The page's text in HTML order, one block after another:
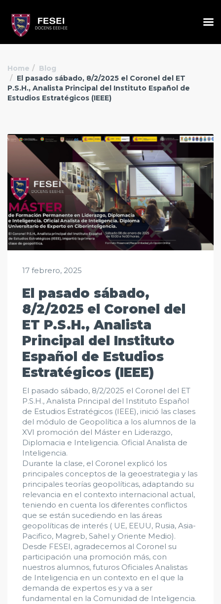
Home
Blog
El pasado sábado, 8/2/2025 el Coronel del ET
P.S.H., Analista Principal del Instituto Español de
Estudios Estratégicos (IEEE)
17 febrero, 2025
El pasado sábado,
8/2/2025 el Coronel del
ET P.S.H., Analista
Principal del Instituto
Español de Estudios
Estratégicos (IEEE)
El pasado sábado, 8/2/2025 el Coronel del ET
P.S.H., Analista Principal del Instituto Español
de Estudios Estratégicos (IEEE), inició las clases
del módulo de Geopolítica a los alumnos de la
XVI promoción del Máster en Liderazgo,
Diplomacia e Inteligencia. Oficial Analista de
Inteligencia.
Durante la clase, el Coronel explicó los
principales conceptos de la geoestrategia y las
principales teorías geopolíticas, adaptando su
relevancia en el contexto internacional actual,
teniendo en cuenta los diferentes conflictos
que se están sucediendo en las áreas
geopolíticas de interés ( UE, EEUU, Rusia, Asia-
Pacifico, Magreb, Sahel y Oriente Medio).
Desde FESEI, agradecemos al Coronel su
participación una promoción más, con
nuestros alumnos, futuros Oficiales Analistas
de Inteligencia en un contexto en el que la
demanda de expertos es y va a ser
fundamental en la Comunidad de Inteligencia.